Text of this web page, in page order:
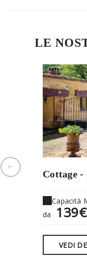
LE
Cottage
Capacità
da
139€
VEDI